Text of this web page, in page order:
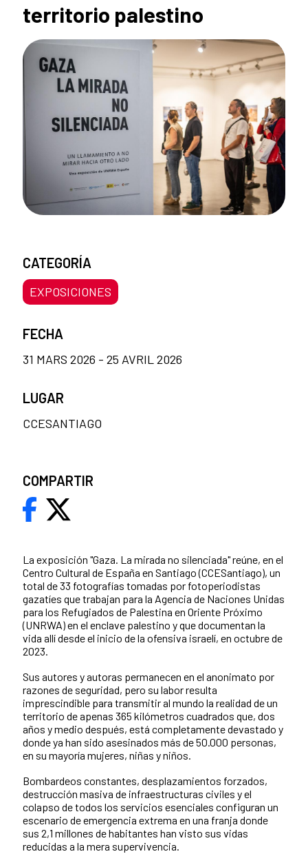
territorio palestino
La exposición "Gaza. La mirada no silenciada" reúne, en el
Centro Cultural de España en Santiago (CCESantiago), un
total de 33 fotografías tomadas por fotoperiodistas
gazatíes que trabajan para la Agencia de Naciones Unidas
para los Refugiados de Palestina en Oriente Próximo
(UNRWA) en el enclave palestino y que documentan la
vida allí desde el inicio de la ofensiva israelí, en octubre de
2023.
Sus autores y autoras permanecen en el anonimato por
razones de seguridad, pero su labor resulta
imprescindible para transmitir al mundo la realidad de un
territorio de apenas 365 kilómetros cuadrados que, dos
años y medio después, está completamente devastado y
donde ya han sido asesinados más de 50.000 personas,
en su mayoría mujeres, niñas y niños.
Bombardeos constantes, desplazamientos forzados,
destrucción masiva de infraestructuras civiles y el
colapso de todos los servicios esenciales configuran un
escenario de emergencia extrema en una franja donde
sus 2,1 millones de habitantes han visto sus vidas
reducidas a la mera supervivencia.
CATEGORÍA
EXPOSICIONES
FECHA
31 MARS 2026 - 25 AVRIL 2026
LUGAR
CCESANTIAGO
COMPARTIR